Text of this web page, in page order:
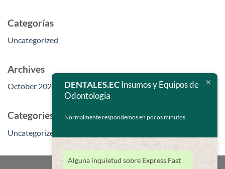
Categorías
Uncategorized
Archives
October 2021
Categories
Uncategorized
DENTALES.ECInsumos y Equipos de
Odontologia
Normalmente respondemos en pocos minutos.
Alguna inquietud sobre Express Fast